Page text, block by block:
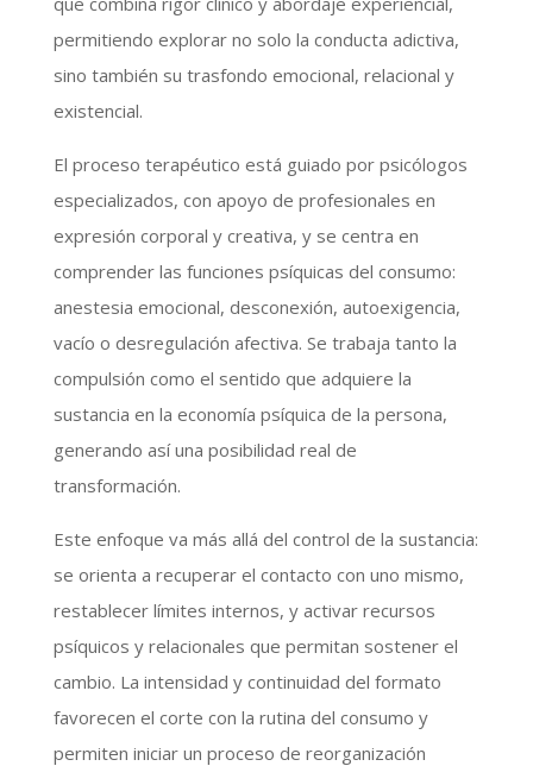
permitiendo explorar no solo la conducta adictiva,
sino también su trasfondo emocional, relacional y
existencial.
El proceso terapéutico está guiado por psicólogos
especializados, con apoyo de profesionales en
expresión corporal y creativa, y se centra en
comprender las funciones psíquicas del consumo:
anestesia emocional, desconexión, autoexigencia,
vacío o desregulación afectiva. Se trabaja tanto la
compulsión como el sentido que adquiere la
sustancia en la economía psíquica de la persona,
generando así una posibilidad real de
transformación.
Este enfoque va más allá del control de la sustancia:
se orienta a recuperar el contacto con uno mismo,
restablecer límites internos, y activar recursos
psíquicos y relacionales que permitan sostener el
cambio. La intensidad y continuidad del formato
favorecen el corte con la rutina del consumo y
permiten iniciar un proceso de reorganización